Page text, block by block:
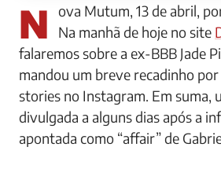
Nova Mutum, 13 de abril,
Na manhã de hoje no site
falaremos sobre a ex-BBB Jade
mandou um breve recadinho
stories no Instagram. Em suma,
divulgada a alguns dias após a
apontada como “affair” de